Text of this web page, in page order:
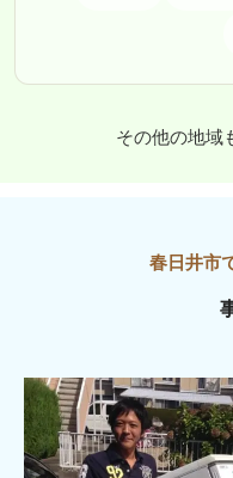
その他の地域